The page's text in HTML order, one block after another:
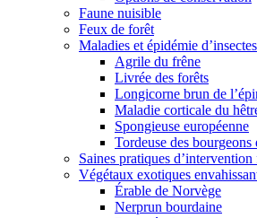
Faune nuisible
Feux de forêt
Maladies et épidémie d’insectes
Agrile du frêne
Livrée des forêts
Longicorne brun de
Maladie corticale du
Spongieuse européenne
Tordeuse des bourgeons
Saines pratiques d’intervention
Végétaux exotiques
Érable de Norvège
Nerprun bourdaine